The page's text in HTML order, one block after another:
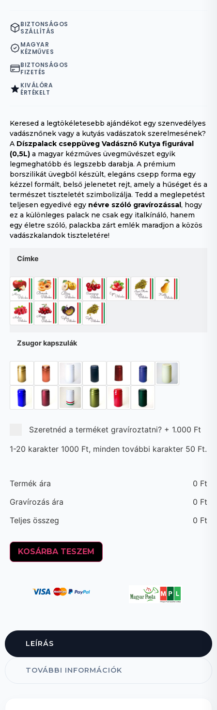
BIZTONSÁGOS
SZÁLLÍTÁS
MAGYAR
KÉZMŰVES
BIZTONSÁGOS
FIZETÉS
KIVÁLÓRA
ÉRTÉKELT
Keresed a legtökéletesebb ajándékot egy szenvedélyes
vadásznőnek vagy a kutyás vadászatok szerelmesének?
A Díszpalack cseppüveg Vadásznő Kutya figurával
(0,5L) a magyar kézműves üvegművészet egyik
legmeghatóbb és legszebb darabja. A prémium
borszilikát üvegből készült, elegáns csepp forma egy
kézzel formált, belső jelenetet rejt, amely a hűséget és a
természet tiszteletét szimbolizálja. Tedd a meglepetést
teljesen egyedivé egy névre szóló gravírozással , hogy
ez a különleges palack ne csak egy italkínáló, hanem
egy életre szóló, palackba zárt emlék maradjon a közös
vadászkalandok tiszteletére!
Címke
Zsugor kapszulák
Szeretnéd a terméket gravíroztatni? + 1.000 Ft
1-20 karakter 1000 Ft, minden további karakter 50 Ft.
Termék ára 0 Ft
Gravírozás ára
0 Ft
Teljes összeg
0 Ft
KOSÁRBA TESZEM
LEÍRÁS
TOVÁBBI INFORMÁCIÓK